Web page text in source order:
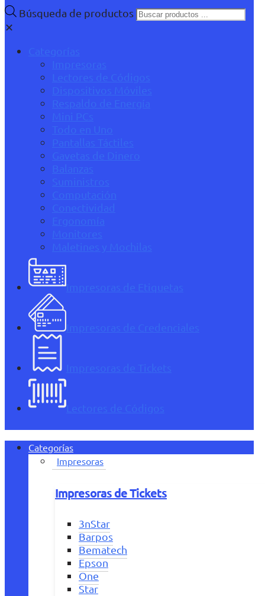
Búsqueda de productos
✕
Categorías
Impresoras
Lectores de Códigos
Dispositivos Móviles
Respaldo de Energía
Mini PCs
Todo en Uno
Pantallas Táctiles
Gavetas de Dinero
Balanzas
Suministros
Computación
Conectividad
Ergonomía
Monitores
Maletines y Mochilas
Impresoras de Etiquetas
Impresoras de Credenciales
Impresoras de Tickets
Lectores de Códigos
Categorías
Impresoras
Impresoras de Tickets
3nStar
Barpos
Bematech
Epson
One
Star